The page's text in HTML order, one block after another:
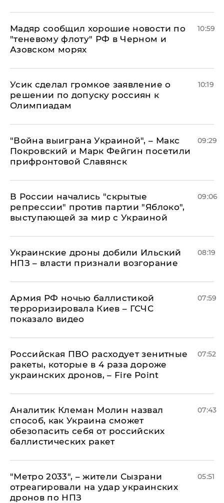
Мадяр сообщил хорошие новости по
"теневому флоту" РФ в Черном и
Азовском морях
10:59
Усик сделал громкое заявление о
решении по допуску россиян к
Олимпиадам
10:19
"Война выиграна Украиной", – Макс
Покровский и Марк Фейгин посетили
прифронтовой Славянск
09:29
В России начались "скрытые
репрессии" против партии "Яблоко",
выступающей за мир с Украиной
09:06
Украинские дроны добили Ильский
НПЗ – власти признали возгорание
08:19
Армия РФ ночью баллистикой
терроризировала Киев – ГСЧС
показало видео
07:59
Российская ПВО расходует зенитные
ракеты, которые в 4 раза дороже
украинских дронов, – Fire Point
07:52
Аналитик Клеман Молин назвал
способ, как Украина сможет
обезопасить себя от российских
баллистических ракет
07:43
"Метро 2033", – жители Сызрани
отреагировали на удар украинских
дронов по НПЗ
05:51